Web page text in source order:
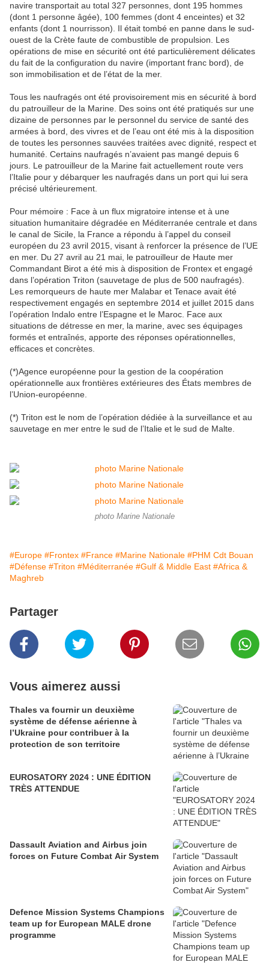
navire transportait au total 327 personnes, dont 195 hommes
(dont 1 personne âgée), 100 femmes (dont 4 enceintes) et 32
enfants (dont 1 nourrisson). Il était tombé en panne dans le sud-
ouest de la Crète faute de combustible de propulsion. Les
opérations de mise en sécurité ont été particulièrement délicates
du fait de la configuration du navire (important franc bord), de
son immobilisation et de l’état de la mer.
Tous les naufragés ont été provisoirement mis en sécurité à bord
du patrouilleur de la Marine. Des soins ont été pratiqués sur une
dizaine de personnes par le personnel du service de santé des
armées à bord, des vivres et de l’eau ont été mis à la disposition
de toutes les personnes sauvées traitées avec dignité, respect et
humanité. Certains naufragés n’avaient pas mangé depuis 6
jours. Le patrouilleur de la Marine fait actuellement route vers
l’Italie pour y débarquer les naufragés dans un port qui lui sera
précisé ultérieurement.
Pour mémoire : Face à un flux migratoire intense et à une
situation humanitaire dégradée en Méditerranée centrale et dans
le canal de Sicile, la France a répondu à l’appel du conseil
européen du 23 avril 2015, visant à renforcer la présence de l’UE
en mer. Du 27 avril au 21 mai, le patrouilleur de Haute mer
Commandant Birot a été mis à disposition de Frontex et engagé
dans l’opération Triton (sauvetage de plus de 500 naufragés).
Les remorqueurs de haute mer Malabar et Tenace avait été
respectivement engagés en septembre 2014 et juillet 2015 dans
l’opération Indalo entre l’Espagne et le Maroc. Face aux
situations de détresse en mer, la marine, avec ses équipages
formés et entraînés, apporte des réponses opérationnelles,
efficaces et concrètes.
(*)Agence européenne pour la gestion de la coopération
opérationnelle aux frontières extérieures des États membres de
l’Union-européenne.
(*) Triton est le nom de l’opération dédiée à la surveillance et au
sauvetage en mer entre le sud de l’Italie et le sud de Malte.
photo Marine Nationale
#Europe #Frontex #France #Marine Nationale #PHM Cdt Bouan
#Défense #Triton #Méditerranée #Gulf & Middle East #Africa &
Maghreb
Partager
Vous aimerez aussi
Thales va fournir un deuxième
système de défense aérienne à
l’Ukraine pour contribuer à la
protection de son territoire
EUROSATORY 2024 : UNE ÉDITION
TRÈS ATTENDUE
Dassault Aviation and Airbus join
forces on Future Combat Air System
Defence Mission Systems Champions
team up for European MALE drone
programme